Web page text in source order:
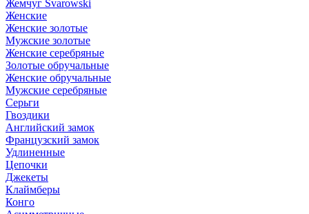
Жемчуг Svarowski
Женские
Женские золотые
Мужские золотые
Женские серебряные
Золотые обручальные
Женские обручальные
Мужские серебряные
Серьги
Гвоздики
Английский замок
Французский замок
Удлиненные
Цепочки
Джекеты
Клаймберы
Конго